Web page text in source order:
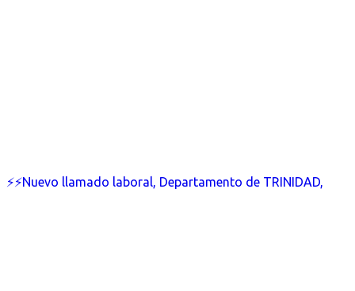
⚡⚡Nuevo llamado laboral, Departamento de TRINIDAD,